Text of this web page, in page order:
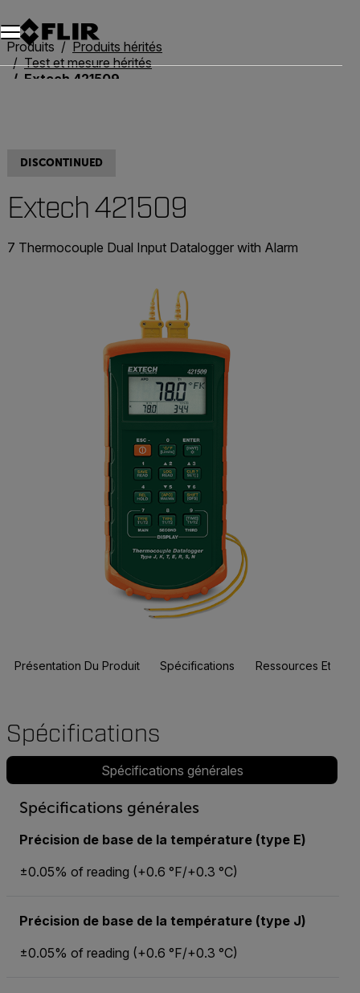
Unread messages
Modèle
Supprimer
articles
article
Ajouter au panier
Ajouté au panier
Produits
Produits hérités
Test et mesure hérités
Extech 421509
DISCONTINUED
Extech 421509
7 Thermocouple Dual Input Datalogger with Alarm
Présentation Du Produit Spécifications Ressources Et
Spécifications
Spécifications générales
Spécifications générales
Précision de base de la température (type E)
±0.05% of reading (+0.6 °F/+0.3 °C)
Précision de base de la température (type J)
±0.05% of reading (+0.6 °F/+0.3 °C)